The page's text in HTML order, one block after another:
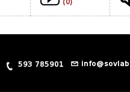
(0)
593 785901